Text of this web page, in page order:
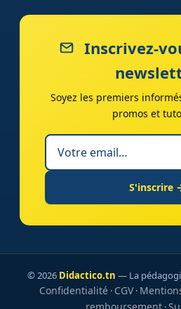
Inscrivez-
Soyez les premiers
promos et
S'inscrire
© 2026 Didactico.tn — La
Confidentialité · CGV·